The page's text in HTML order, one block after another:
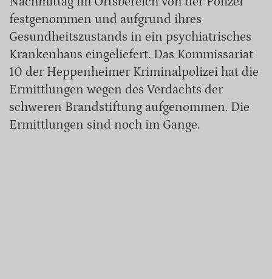
festgenommen und aufgrund ihres
Gesundheitszustands in ein psychiatrisches
Krankenhaus eingeliefert. Das Kommissariat
10 der Heppenheimer Kriminalpolizei hat die
Ermittlungen wegen des Verdachts der
schweren Brandstiftung aufgenommen. Die
Ermittlungen sind noch im Gange.